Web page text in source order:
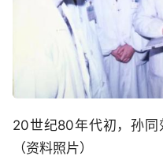
20世纪80年代初，孙同
（资料照片）